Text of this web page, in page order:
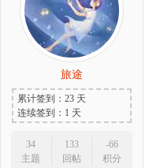
旅途
累计签到：23 天
连续签到：1 天
34
主题
133
回帖
-66
积分